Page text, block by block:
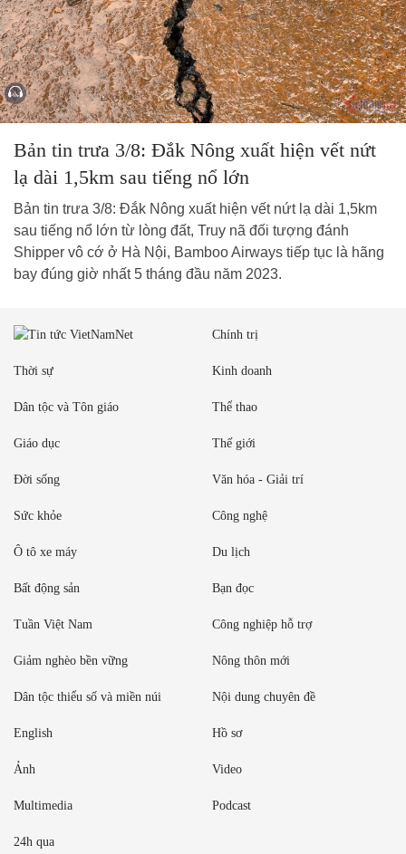
Bản tin trưa 3/8: Đắk Nông xuất hiện vết nứt
lạ dài 1,5km sau tiếng nổ lớn
Bản tin trưa 3/8: Đắk Nông xuất hiện vết nứt lạ dài 1,5km
sau tiếng nổ lớn từ lòng đất, Truy nã đối tượng đánh
Shipper vô cớ ở Hà Nội, Bamboo Airways tiếp tục là hãng
bay đúng giờ nhất 5 tháng đầu năm 2023.
Chính trị
Thời sự Kinh doanh
Dân tộc và Tôn giáo Thể thao
Giáo dục Thế giới
Đời sống Văn hóa - Giải trí
Sức khỏe Công nghệ
Ô tô xe máy Du lịch
Bất động sản Bạn đọc
Tuần Việt Nam Công nghiệp hỗ trợ
Giảm nghèo bền vững Nông thôn mới
Dân tộc thiểu số và miền núi Nội dung chuyên đề
English Hồ sơ
Ảnh Video
Multimedia Podcast
24h qua